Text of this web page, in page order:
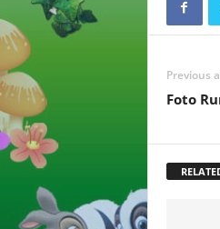
Previous
Foto